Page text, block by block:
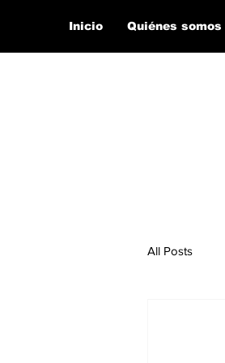
Inicio Quiénes somos
All Posts